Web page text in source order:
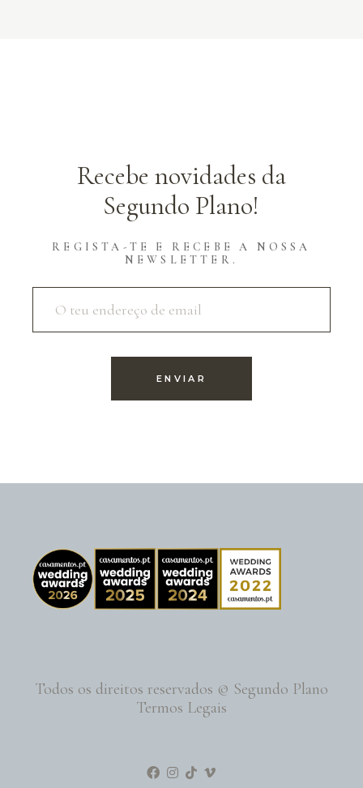
Recebe novidades da
Segundo Plano!
REGISTA-TE E RECEBE A NOSSA
NEWSLETTER.
Todos os direitos reservados © Segundo Plano
Termos Legais